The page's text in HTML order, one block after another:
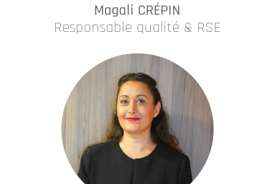
Magali CRÉPIN
Responsable qualité & RSE